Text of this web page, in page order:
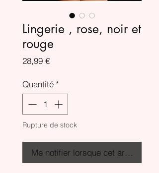
Lingerie , rose, noir et
rouge
28,99 €Prix
Quantité *
Rupture de stock
Me notifier lorsque cet article est